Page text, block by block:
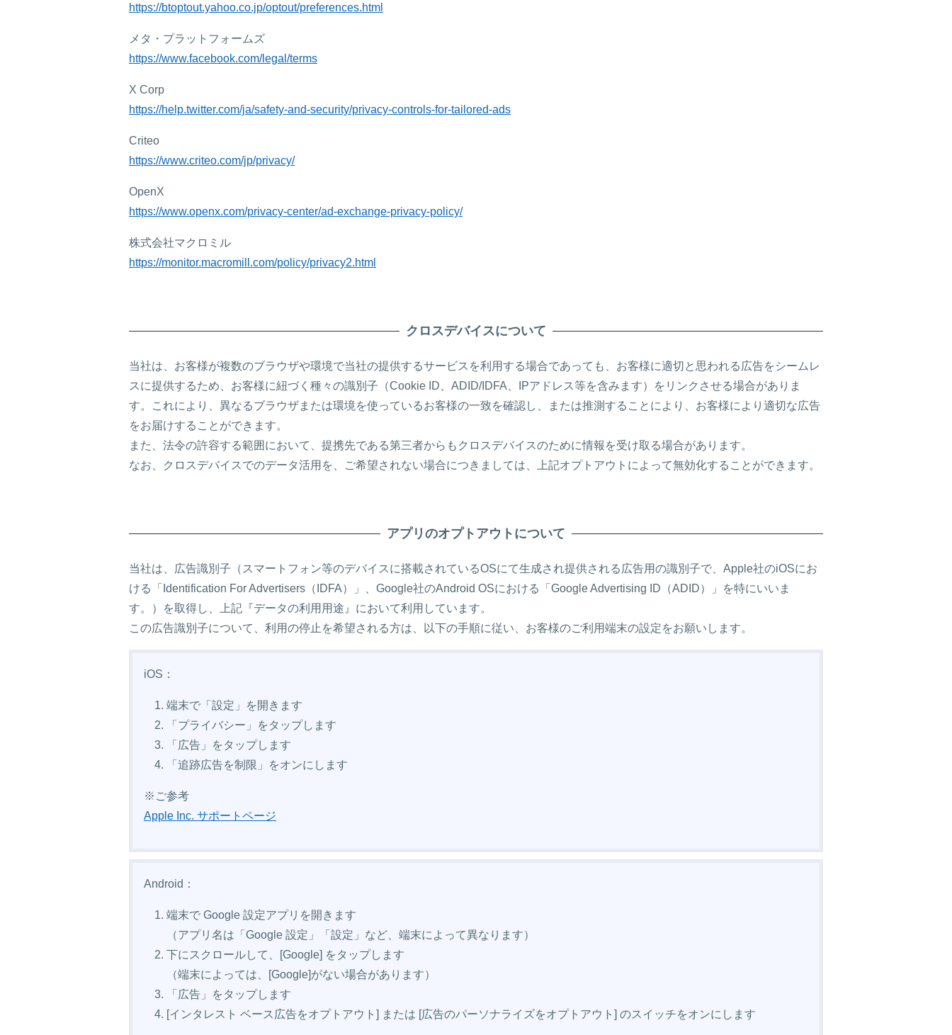
https://btoptout.yahoo.co.jp/optout/preferences.html
メタ・プラットフォームズ
https://www.facebook.com/legal/terms
X Corp
https://help.twitter.com/ja/safety-and-security/privacy-controls-for-tailored-ads
Criteo
https://www.criteo.com/jp/privacy/
OpenX
https://www.openx.com/privacy-center/ad-exchange-privacy-policy/
株式会社マクロミル
https://monitor.macromill.com/policy/privacy2.html
クロスデバイスについて
当社は、お客様が複数のブラウザや環境で当社の提供するサービスを利用する場合であっても、お客様に適切と思われる広告をシームレ
スに提供するため、お客様に紐づく種々の識別子（Cookie ID、ADID/IDFA、IPアドレス等を含みます）をリンクさせる場合がありま
す。これにより、異なるブラウザまたは環境を使っているお客様の一致を確認し、または推測することにより、お客様により適切な広告
をお届けすることができます。
また、法令の許容する範囲において、提携先である第三者からもクロスデバイスのために情報を受け取る場合があります。
なお、クロスデバイスでのデータ活用を、ご希望されない場合につきましては、上記オプトアウトによって無効化することができます。
アプリのオプトアウトについて
当社は、広告識別子（スマートフォン等のデバイスに搭載されているOSにて生成され提供される広告用の識別子で、Apple社のiOSにお
ける「Identification For Advertisers（IDFA）」、Google社のAndroid OSにおける「Google Advertising ID（ADID）」を特にいいま
す。）を取得し、上記『データの利用用途』において利用しています。
この広告識別子について、利用の停止を希望される方は、以下の手順に従い、お客様のご利用端末の設定をお願いします。
iOS：
端末で「設定」を開きます
「プライバシー」をタップします
「広告」をタップします
「追跡広告を制限」をオンにします
※ご参考
Apple Inc. サポートページ
Android：
端末で Google 設定アプリを開きます
（アプリ名は「Google 設定」「設定」など、端末によって異なります）
下にスクロールして、[Google] をタップします
（端末によっては、[Google]がない場合があります）
「広告」をタップします
[インタレスト ベース広告をオプトアウト] または [広告のパーソナライズをオプトアウト] のスイッチをオンにします